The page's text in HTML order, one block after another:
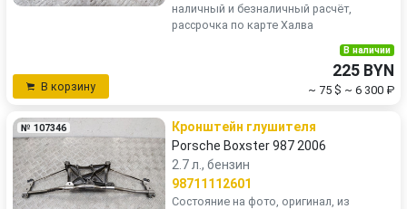
наличный и безналичный расчёт,
рассрочка по карте Халва
В корзину
В наличии
225 BYN
~ 75 $ ~ 6 300 ₽
№ 107346
Кронштейн глушителя
Porsche Boxster 987 2006
2.7 л., бензин
98711112601
Состояние на фото, оригинал, из